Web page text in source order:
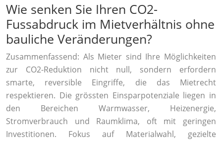
Wie senken Sie Ihren CO2-
Fussabdruck im Mietverhältnis ohne
bauliche Veränderungen?
Zusammenfassend: Als Mieter sind Ihre Möglichkeiten
zur CO2-Reduktion nicht null, sondern erfordern
smarte, reversible Eingriffe, die das Mietrecht
respektieren. Die grössten Einsparpotenziale liegen in
den Bereichen Warmwasser, Heizenergie,
Stromverbrauch und Raumklima, oft mit geringen
Investitionen. Fokus auf Materialwahl, gezielte